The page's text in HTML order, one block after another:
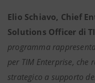
Elio Schiavo, Chief
Solutions Officer di
programma
per TIM Enterprise,
strategico a supporto